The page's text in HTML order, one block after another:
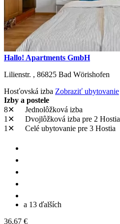
Hallo! Apartments GmbH
Lilienstr. , 86825 Bad Wörishofen
Hosťovská izba Zobraziť ubytovanie
Izby a postele
8✕
Jednolôžková izba
1✕
Dvojlôžková izba pre 2 Hostia
1✕
Celé ubytovanie pre 3 Hostia
a 13 ďalších
36,67 €